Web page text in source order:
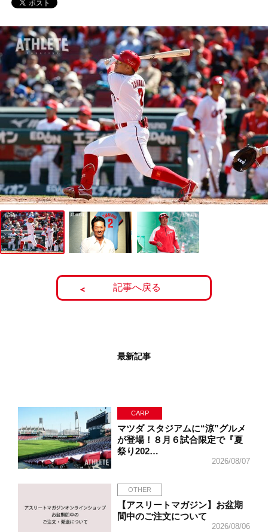
記事へ戻る
最新記事
CARP
マツダ スタジアムに“涼”グルメ
が登場！８月６試合限定で『夏
祭り202…
2026/08/07
OTHER
【アスリートマガジン】お盆期
間中のご注文について
2026/08/06